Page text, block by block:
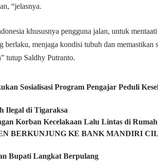
“jelasnya.
khususnya pengguna jalan, untuk
berlaku, menjaga kondisi tubuh dan memastikan
tutup Saldhy Putranto.
Sosialisasi Program Pengajar Peduli
Ilegal di Tigaraksa
Korban Kecelakaan Lalu Lintas di
BERKUNJUNG KE BANK MANDIRI
Bupati Langkat Berpulang